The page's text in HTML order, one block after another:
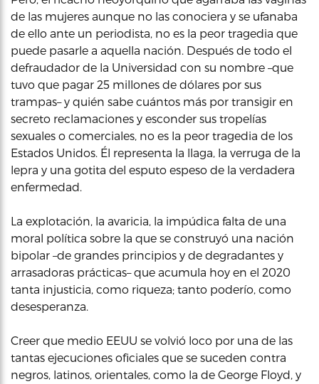
de las mujeres aunque no las conociera y se ufanaba
de ello ante un periodista, no es la peor tragedia que
puede pasarle a aquella nación. Después de todo el
defraudador de la Universidad con su nombre –que
tuvo que pagar 25 millones de dólares por sus
trampas– y quién sabe cuántos más por transigir en
secreto reclamaciones y esconder sus tropelías
sexuales o comerciales, no es la peor tragedia de los
Estados Unidos. Él representa la llaga, la verruga de la
lepra y una gotita del esputo espeso de la verdadera
enfermedad.
La explotación, la avaricia, la impúdica falta de una
moral política sobre la que se construyó una nación
bipolar –de grandes principios y de degradantes y
arrasadoras prácticas– que acumula hoy en el 2020
tanta injusticia, como riqueza; tanto poderío, como
desesperanza.
Creer que medio EEUU se volvió loco por una de las
tantas ejecuciones oficiales que se suceden contra
negros, latinos, orientales, como la de George Floyd, y